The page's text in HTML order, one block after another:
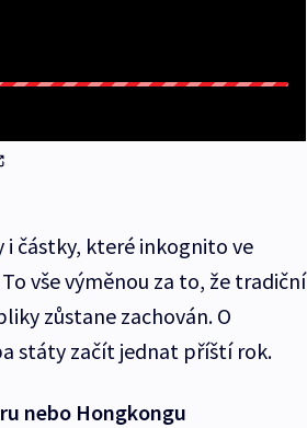
částky, které inkognito ve
vše výměnou za to, že tradiční
zůstane zachován. O
státy začít jednat příští rok.
nebo Hongkongu